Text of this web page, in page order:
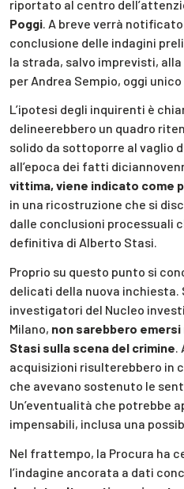
riportato al centro
Poggi . A breve verrà
conclusione delle indagini
la strada, salvo imprevisti,
per Andrea Sempio, oggi unico
L’ipotesi degli inquirenti è
delineerebbero un quadro
solido da sottoporre al vaglio
all’epoca dei fatti
vittima, viene indicato come
in una ricostruzione che si
dalle conclusioni processuali
definitiva di Alberto Stasi.
Proprio su questo punto si
delicati della nuova
investigatori del Nucleo
Milano, non sarebbero
Stasi sulla scena del crimine.
acquisizioni risulterebbero in
che avevano sostenuto le
Un’eventualità che potrebbe
impensabili, inclusa una
Nel frattempo, la Procura ha
l’indagine ancorata a dati